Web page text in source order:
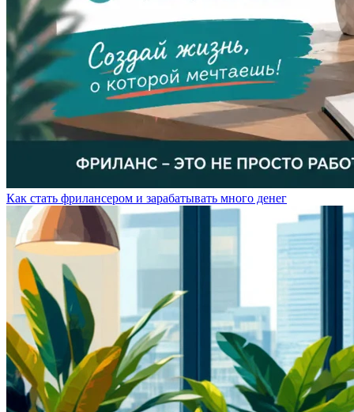
Как стать фрилансером и зарабатывать много денег